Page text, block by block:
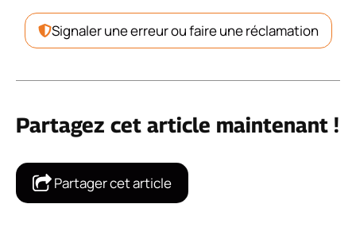
Signaler une erreur ou faire une réclamation
Partagez cet article maintenant !
Partager cet article